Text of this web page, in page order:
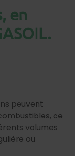
en
peuvent
ce
volumes
ou